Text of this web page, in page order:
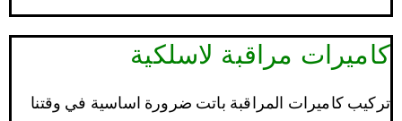
كاميرات مراقبة لاسلكية
تركيب كاميرات المراقبة باتت ضرورة اساسية في وقتنا